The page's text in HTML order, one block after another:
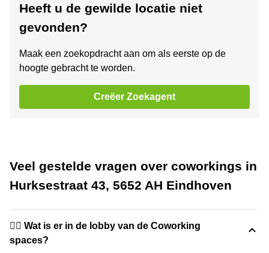
Heeft u de gewilde locatie niet
gevonden?
Maak een zoekopdracht aan om als eerste op de
hoogte gebracht te worden.
Creëer Zoekagent
Veel gestelde vragen over coworkings in
Hurksestraat 43, 5652 AH Eindhoven
🙋‍♀️ Wat is er in de lobby van de Coworking
spaces?